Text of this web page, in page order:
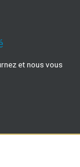
et nous vous